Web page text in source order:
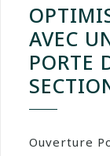
AVEC
PORTE
Ouverture